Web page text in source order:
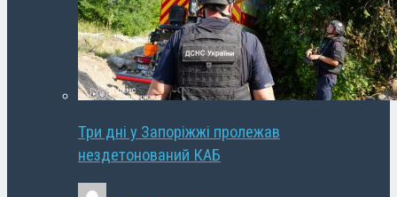
Три дні у Запоріжжі пролежав
нездетонований КАБ